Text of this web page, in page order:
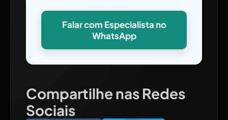
Falar com Especialista no
WhatsApp
Compartilhe nas Redes
Sociais